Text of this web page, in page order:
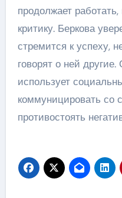
продолжает
критику. Беркова
стремится к успеху,
говорят о ней
использует
коммуницировать со
противостоять